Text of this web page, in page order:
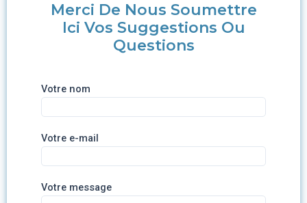
Merci De Nous Soumettre
Ici Vos Suggestions Ou
Questions
Votre nom
Votre e-mail
Votre message